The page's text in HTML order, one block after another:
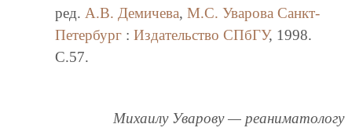
ред. А.В. Демичева, М.С. Уварова Санкт-
Петербург : Издательство СПбГУ, 1998.
C.57.
Михаилу Уварову — реаниматологу